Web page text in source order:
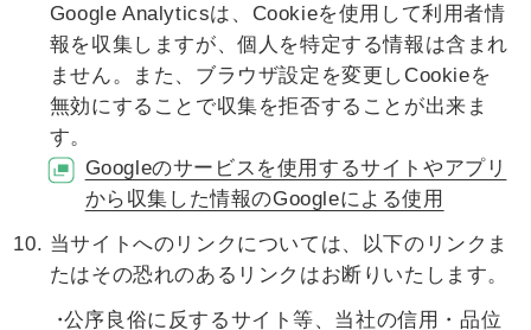
Google Analyticsは、Cookieを使用して利用者情
報を収集しますが、個人を特定する情報は含まれ
ません。また、ブラウザ設定を変更しCookieを
無効にすることで収集を拒否することが出来ま
す。
Googleのサービスを使用するサイトやアプリ
から収集した情報のGoogleによる使用
当サイトへのリンクについては、以下のリンクま
たはその恐れのあるリンクはお断りいたします。
公序良俗に反するサイト等、当社の信用・品位